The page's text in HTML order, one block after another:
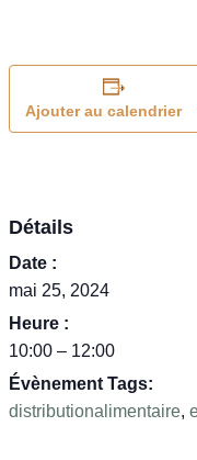
Ajouter au calendrier
Détails
Date :
mai 25, 2024
Heure :
10:00 – 12:00
Évènement Tags:
distributionalimentaire,